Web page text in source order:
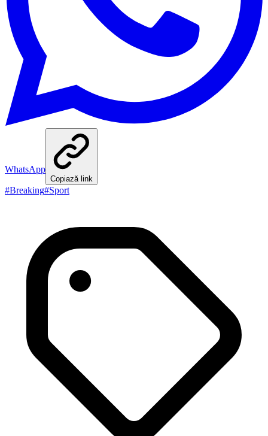
WhatsApp
Copiază link
#Breaking#Sport